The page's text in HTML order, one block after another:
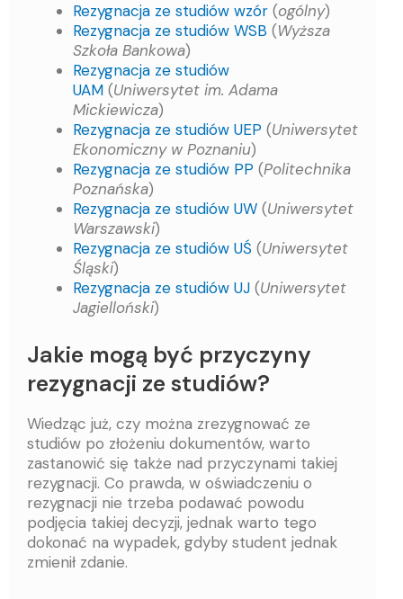
Rezygnacja ze studiów wzór (ogólny)
Rezygnacja ze studiów WSB (Wyższa
Szkoła Bankowa)
Rezygnacja ze studiów
UAM (Uniwersytet im. Adama
Mickiewicza)
Rezygnacja ze studiów UEP (Uniwersytet
Ekonomiczny w Poznaniu)
Rezygnacja ze studiów PP (Politechnika
Poznańska)
Rezygnacja ze studiów UW (Uniwersytet
Warszawski)
Rezygnacja ze studiów UŚ (Uniwersytet
Śląski)
Rezygnacja ze studiów UJ (Uniwersytet
Jagielloński)
Jakie mogą być przyczyny
rezygnacji ze studiów?
Wiedząc już, czy można zrezygnować ze
studiów po złożeniu dokumentów, warto
zastanowić się także nad przyczynami takiej
rezygnacji. Co prawda, w oświadczeniu o
rezygnacji nie trzeba podawać powodu
podjęcia takiej decyzji, jednak warto tego
dokonać na wypadek, gdyby student jednak
zmienił zdanie.